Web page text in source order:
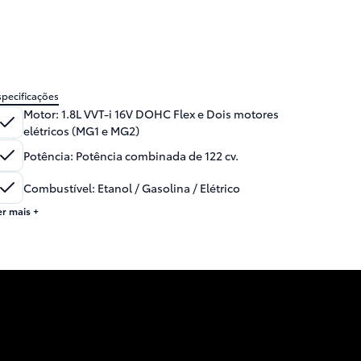
Motor:1.8L VVT-i 16V DOHC Flex e Dois motores
elétricos (MG1 e MG2)
Potência: Potência combinada de 122 cv.
Combustível: Etanol / Gasolina / Elétrico
mais +